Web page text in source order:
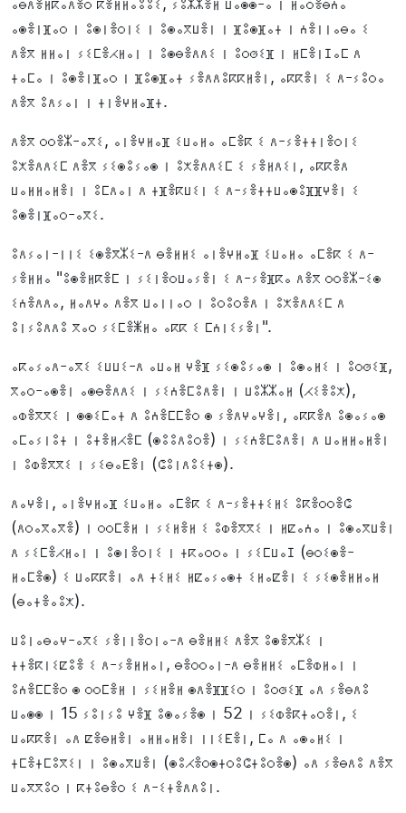
ⴰⵙⴻⵏⴼⴰⵔ ⵏ ⵓⵙⵏⴻⵔⵏⵉ ⵏ ⵓⵙⴰⴳⵡⴻⵏ ⵏ ⴼⵓⵙⴼⴰⵜ ⵏ ⵄⴻⵏⵏⴰⴱⴰ ⵉ
ⴷⴻⴳ ⵍⵍⴰⵏ ⵢⵉⵎⴻⵃⵍⴰⵏ ⵏ ⵓⵙⴱⴻⴷⴷⵉ ⵏ ⵓⵔⵚⵉⴼ ⵏ ⵍⵎⴻⵏⵊⴰⵎ ⴷ
ⵜⴰⵎⴰ ⵏ ⵓⵙⴻⵏⴼⴰⵔ ⵏ ⴼⵓⵙⴼⴰⵜ ⵢⴻⴷⴷⵓⴽⴽⵍⴻⵏ, ⴰⴽⴽⴻⵏ ⵉ ⴷ-ⵢⵓⵔⴰ
ⴷⴻⴳ ⵓⴷⵢⴰⵏ ⵏ ⵜⵏⴻⵖⵍⴰⴼⵜ.
ⴷⴻⴳ ⵔⵔⴻⵣ-ⴰⴳⵉ, ⴰⵏⴻⵖⵍⴰⴼ ⵉⵡⴰⵍⴰ ⴰⵎⴻⴽ ⵉ ⴷ-ⵢⴻⵜⵜⵏⴻⵔⵏⵉ
ⵓⵅⴻⴷⴷⵉⵎ ⴷⴻⴳ ⵢⵉⵙⵓⵢⴰⵙ ⵏ ⵓⵅⴻⴷⴷⵉⵎ ⵉ ⵢⴻⵍⴷⵉⵏ, ⴰⴽⴽⴻⴷ
ⵡⴰⵍⵍⴰⵍⴻⵏ ⵏ ⵓⵎⴷⴰⵏ ⴷ ⵜⴼⴻⴽⵡⵉⵏ ⵉ ⴷ-ⵢⴻⵜⵜⵡⴰⵙⵓⴼⴼⵖⴻⵏ ⵉ
ⵓⵙⴻⵏⴼⴰⵔ-ⴰⴳⵉ.
ⵓⴷⵢⴰⵏ-ⵏⵏⵉ ⵉⵙⴻⴳⵣⵉ-ⴷ ⴱⴻⵍⵍⵉ ⴰⵏⴻⵖⵍⴰⴼ ⵉⵡⴰⵍⴰ ⴰⵎⴻⴽ ⵉ ⴷ-
ⵢⴻⵍⵍⴰ "ⵓⵙⴻⵍⴽⴻⵎ ⵏ ⵢⵉⵏⴻⵔⵡⴰⵢⴻⵏ ⵉ ⴷ-ⵢⴻⴼⴽⴰ ⴷⴻⴳ ⵔⵔⴻⵣ-ⵉⵙ
ⵉⵄⴻⴷⴷⴰ, ⵍⴰⴷⵖⴰ ⴷⴻⴳ ⵡⴰⵏⵏⴰⵔ ⵏ ⵓⵔⵓⵔⴻⴷ ⵏ ⵓⵅⴻⴷⴷⵉⵎ ⴷ
ⵓⵏⵢⵓⴷⴷⵓ ⴳⴰⵔ ⵢⵉⵎⴻⵥⵍⴰ ⴰⴽⴽ ⵉ ⵎⵄⵏⵉⵢⴻⵏ".
ⴰⴽⴰⵢⴰⴷ-ⴰⴳⵉ ⵉⵡⵡⵉ-ⴷ ⴰⵡⴰⵍ ⵖⴻⴼ ⵢⵉⵙⵓⵢⴰⵙ ⵏ ⵓⵙⴰⵍⵉ ⵏ ⵓⵔⵚⵉⴼ,
ⴳⴰⵔ-ⴰⵙⴻⵏ ⴰⵙⴱⴻⴷⴷⵉ ⵏ ⵢⵉⵄⴻⵎⵓⴷⴻⵏ ⵏ ⵡⵓⵣⵣⴰⵍ (ⵃⵉⴻⵓⵅ),
ⴰⵀⴻⴳⴳⵉ ⵏ ⵙⵙⵉⵎⴰⵜ ⴷ ⵓⵄⴻⵎⵎⴻⵔ ⵙ ⵢⴻⴷⵖⴰⵖⴻⵏ, ⴰⴽⴽⴻⴷ ⵓⵙⴰⵢⴰⵙ
ⴰⵎⴰⵢⵏⵓⵜ ⵏ ⵓⵜⴻⵍⵃⴻⵎ (ⵙⵓⵓⴷⵓⵔⴻ) ⵏ ⵢⵉⵄⴻⵎⵓⴷⴻⵏ ⴷ ⵡⴰⵍⵍⴰⵍⴻⵏ
ⵏ ⵓⵀⴻⴳⴳⵉ ⵏ ⵢⵉⴱⴰⴹⴻⵏ (ⵛⵓⵏⴷⵓⵉⵜⵙ).
ⴷⴰⵖⴻⵏ, ⴰⵏⴻⵖⵍⴰⴼ ⵉⵡⴰⵍⴰ ⴰⵎⴻⴽ ⵉ ⴷ-ⵢⴻⵜⵜⵉⵍⵉ ⵓⴽⴻⵔⵔⴻⵛ
(ⴷⵔⴰⴳⴰⴳⴻ) ⵏ ⵔⵔⵎⴻⵍ ⵏ ⵢⵉⵍⴻⵍ ⵉ ⵓⵀⴻⴳⴳⵉ ⵏ ⵍⵇⴰⵄⴰ ⵏ ⵓⵙⴰⴳⵡⴻⵏ
ⴷ ⵢⵉⵎⴻⵃⵍⴰⵏ ⵏ ⵓⵙⵏⴻⵔⵏⵉ ⵏ ⵜⴽⴰⵔⵔⴰ ⵏ ⵢⵉⵎⵡⴰⵊ (ⴱⵔⵉⵙⴻ-
ⵍⴰⵎⴻⵙ) ⵉ ⵡⴰⴽⴽⴻⵏ ⴰⴷ ⵜⵉⵍⵉ ⵍⵇⴰⵢⴰⵙⵜ ⵉⵍⴰⵇⴻⵏ ⵉ ⵢⵉⵙⴻⵍⵍⴰⵍ
(ⴱⴰⵜⴻⴰⵓⵅ).
ⵡⵓⵏⴰⴱⴰⵖ-ⴰⴳⵉ ⵢⴻⵏⵏⴻⵔⵏⴰ-ⴷ ⴱⴻⵍⵍⵉ ⴷⴻⴳ ⵓⵙⴻⴳⵣⵉ ⵏ
ⵜⵜⴻⴽⵏⵉⵇⵓⴻ ⵉ ⴷ-ⵢⴻⵍⵍⴰⵏ, ⴱⴻⵔⵔⴰⵏ-ⴷ ⴱⴻⵍⵍⵉ ⴰⵎⴻⵀⵍⴰⵏ ⵏ
ⵓⵄⴻⵎⵎⴻⵔ ⵙ ⵔⵔⵎⴻⵍ ⵏ ⵢⵉⵍⴻⵍ ⵙⴷⴻⴼⴼⵉⵔ ⵏ ⵓⵔⵚⵉⴼ ⴰⴷ ⵢⴻⴱⴷⵓ
ⵡⴰⵙⵙ ⵏ 15 ⵢⵓⵏⵢⵓ ⵖⴻⴼ ⵓⵙⴰⵢⴻⵙ ⵏ 52 ⵏ ⵢⵉⵀⴻⴽⵜⴰⵔⴻⵏ, ⵉ
ⵡⴰⴽⴽⴻⵏ ⴰⴷ ⵇⴻⴱⵍⴻⵏ ⴰⵍⵍⴰⵍⴻⵏ ⵏⵏⵉⴹⴻⵏ, ⵎⴰ ⴷ ⴰⵙⴰⵍⵉ ⵏ
ⵜⵎⴻⵜⵎⵓⴳⵉⵏ ⵏ ⵓⵙⴰⴳⵡⴻⵏ (ⵙⵓⵃⴻⵔⵙⵜⵔⵓⵛⵜⵓⵔⴻⵙ) ⴰⴷ ⵢⴻⴱⴷⵓ ⴷⴻⴳ
ⵡⴰⴳⴳⵓⵔ ⵏ ⴽⵜⵓⴱⴻⵔ ⵉ ⴷ-ⵉⵜⴻⴷⴷⵓⵏ.